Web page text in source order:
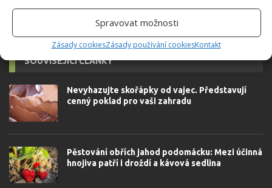
Spravovat možnosti
Zásady cookiesZásady používání cookiesKontakt
SOUVISEJÍCÍ ČLÁNKY
Nevyhazujte skořápky od vajec. Představují
cenný poklad pro vaši zahradu
Pěstování obřích jahod podomácku: Mezi účinná
hnojiva patří i droždí a kávová sedlina